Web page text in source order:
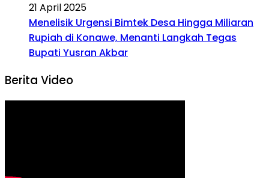
21 April 2025
Menelisik Urgensi Bimtek Desa Hingga Miliaran
Rupiah di Konawe, Menanti Langkah Tegas
Bupati Yusran Akbar
Berita Video